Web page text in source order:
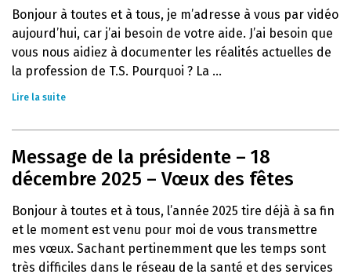
Bonjour à toutes et à tous, je m’adresse à vous par vidéo
aujourd’hui, car j’ai besoin de votre aide. J’ai besoin que
vous nous aidiez à documenter les réalités actuelles de
la profession de T.S. Pourquoi ? La ...
Lire la suite
Message de la présidente – 18
décembre 2025 – Vœux des fêtes
Bonjour à toutes et à tous, l’année 2025 tire déjà à sa fin
et le moment est venu pour moi de vous transmettre
mes vœux. Sachant pertinemment que les temps sont
très difficiles dans le réseau de la santé et des services